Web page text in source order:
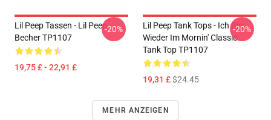
Lil Peep Tassen - Lil Peep
Becher TP1107
19,75 £ - 22,91 £
-20%
Lil Peep Tank Tops - Ich Bin
Wieder Im Mornin' Classic
Tank Top TP1107
19,31 £$24.45
-20%
MEHR ANZEIGEN